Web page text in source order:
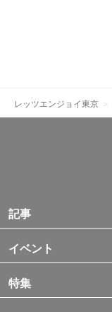
レッツエンジョイ東京
記事
イベント
特集